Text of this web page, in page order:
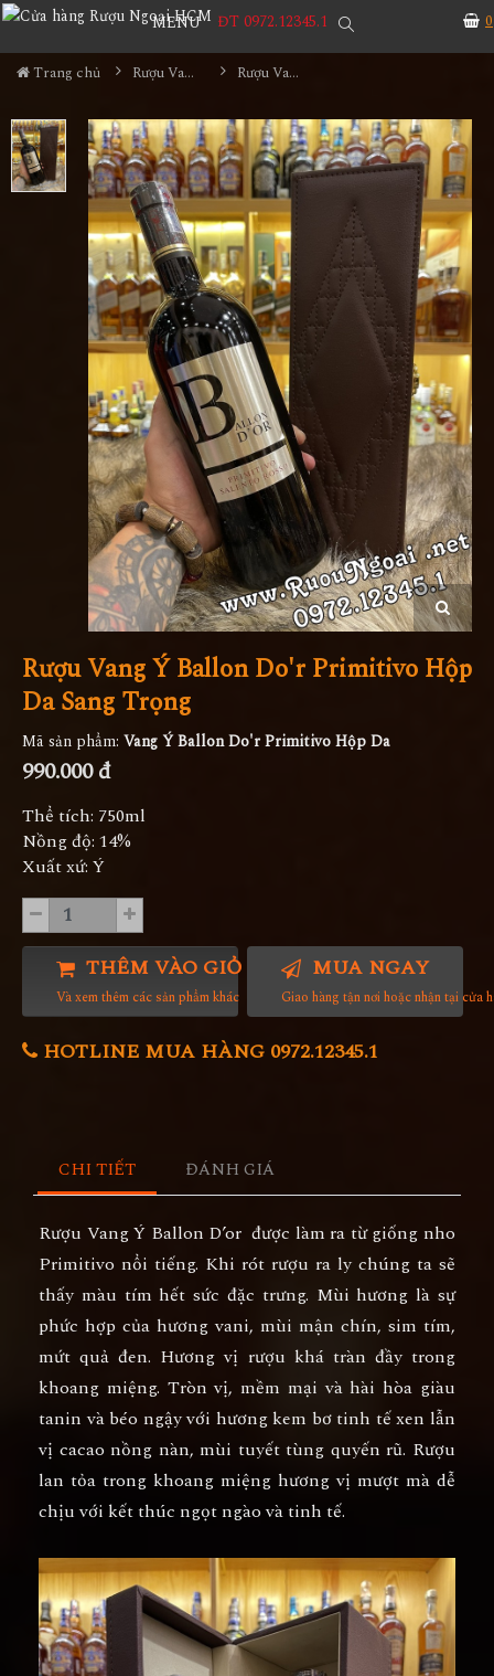
0
MENU ĐT 0972.12345.1
Trang chủ Rượu Vang Hộp Quà Rượu Vang Ý Ballon Do'r Primitivo Hộp Da Sang Trọng
Rượu Vang Ý Ballon Do'r Primitivo Hộp
Da Sang Trọng
Mã sản phẩm: Vang Ý Ballon Do'r Primitivo Hộp Da
990.000 đ
Thể tích: 750ml
Nồng độ: 14%
Xuất xứ: Ý
THÊM VÀO GIỎ HÀNG
Và xem thêm các sản phẩm khác
MUA NGAY
Giao hàng tận nơi hoặc nhận tại cửa
HOTLINE MUA HÀNG 0972.12345.1
CHI TIẾT ĐÁNH GIÁ
Rượu Vang Ý Ballon D’or được làm ra từ giống nho
Primitivo nổi tiếng. Khi rót rượu ra ly chúng ta sẽ
thấy màu tím hết sức đặc trưng. Mùi hương là sự
phức hợp của hương vani, mùi mận chín, sim tím,
mứt quả đen. Hương vị rượu khá tràn đầy trong
khoang miệng. Tròn vị, mềm mại và hài hòa giàu
tanin và béo ngậy với hương kem bơ tinh tế xen lẫn
vị cacao nồng nàn, mùi tuyết tùng quyến rũ. Rượu
lan tỏa trong khoang miệng hương vị mượt mà dễ
chịu với kết thúc ngọt ngào và tinh tế.